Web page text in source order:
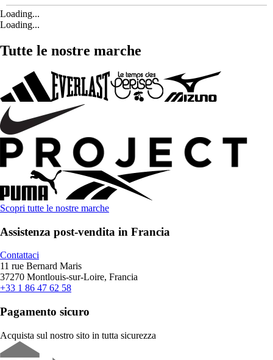
Loading...
Loading...
Tutte le nostre marche
Scopri tutte le nostre marche
Assistenza post-vendita in Francia
Contattaci
11 rue Bernard Maris
37270 Montlouis-sur-Loire, Francia
+33 1 86 47 62 58
Pagamento sicuro
Acquista sul nostro sito in tutta sicurezza